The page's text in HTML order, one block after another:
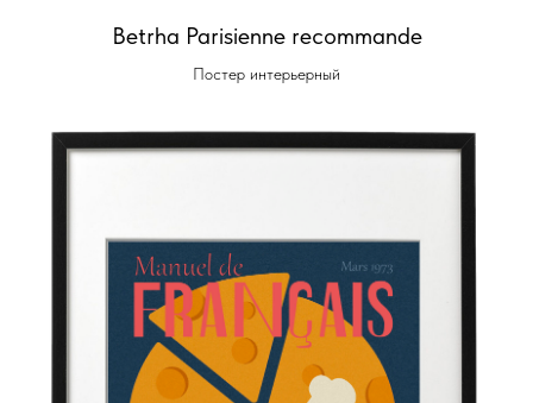
Betrha Parisienne recommande
Постер интерьерный